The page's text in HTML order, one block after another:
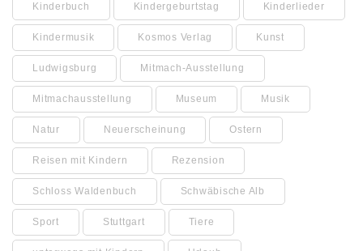
Kinderbuch Kindergeburtstag Kinderlieder
Kindermusik Kosmos Verlag Kunst
Ludwigsburg Mitmach-Ausstellung
Mitmachausstellung Museum Musik
Natur Neuerscheinung Ostern
Reisen mit Kindern Rezension
Schloss Waldenbuch Schwäbische Alb
Sport Stuttgart Tiere